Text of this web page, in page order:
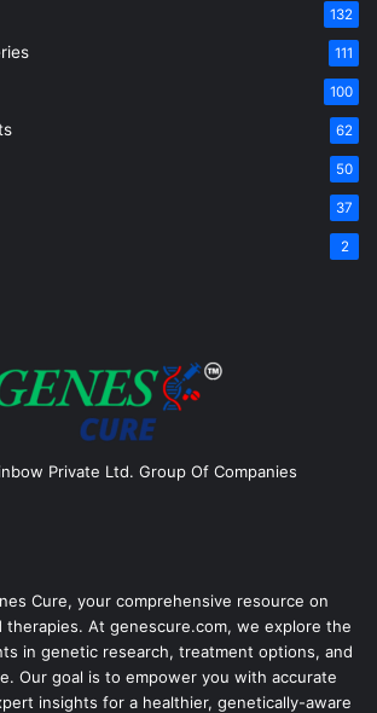
132
111
100
62
50
37
2
Private Ltd. Group Of Companies
Cure, your comprehensive resource on
therapies. At genescure.com, we explore the
in genetic research, treatment options, and
Our goal is to empower you with accurate
insights for a healthier, genetically-aware